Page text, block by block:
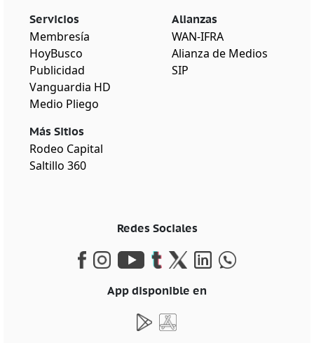
Servicios
Membresía
HoyBusco
Publicidad
Vanguardia HD
Medio Pliego
Más Sitios
Rodeo Capital
Saltillo 360
Alianzas
WAN-IFRA
Alianza de Medios
SIP
Redes Sociales
App disponible en